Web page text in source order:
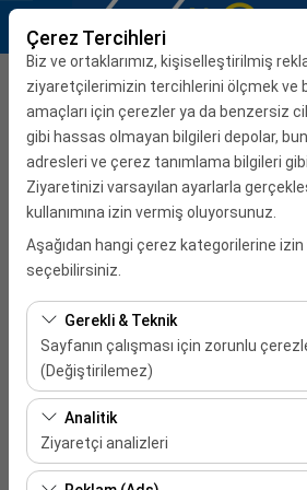
Çerez Tercihleri
Biz ve ortaklarımız, kişiselleştirilmiş
ziyaretçilerimizin tercihlerini ölçmek ve
amaçları için çerezler ya da benzersiz
gibi hassas olmayan bilgileri depolar,
adresleri ve çerez tanımlama bilgileri
Ziyaretinizi varsayılan ayarlarla
kullanımına izin vermiş oluyorsunuz.
Aşağıdan hangi çerez kategorilerine
seçebilirsiniz.
Gerekli & Teknik
Sayfanın çalışması için zorunlu
(Değiştirilemez)
Bu çerezler sitenin doğru şekilde
oturum yönetimi ve temel işlevler için
dışı bırakılamaz.
Analitik
Ziyaretçi analizleri
Bu çerezler, sitemizin nasıl
Teslim Alma Ofisi
İzmir Adnan Menderes
Aracı farklı bir lokasyona bırakacağım
Alış Tarih & Saat
Bırakış Tarih & Saat